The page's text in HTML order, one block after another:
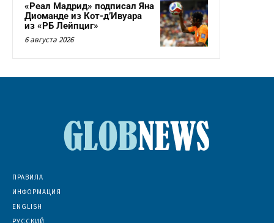
«Реал Мадрид» подписал Яна
Диоманде из Кот-д’Ивуара
из «РБ Лейпциг»
6 августа 2026
ПРАВИЛА
ИНФОРМАЦИЯ
ENGLISH
РУССКИЙ